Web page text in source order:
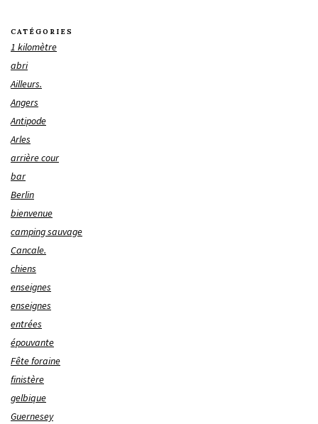
CATÉGORIES
1 kilomètre
abri
Ailleurs.
Angers
Antipode
Arles
arrière cour
bar
Berlin
bienvenue
camping sauvage
Cancale.
chiens
enseignes
enseignes
entrées
épouvante
Fête foraine
finistère
gelbique
Guernesey